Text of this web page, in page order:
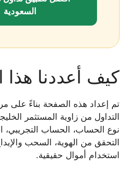
السعودية
كيف أعددنا هذا
تم إعداد هذه الصفحة بناءً على
التداول من زاوية المستثمر
نوع الحساب، الحساب التجريبي،
التحقق من الهوية، السحب
استخدام أموال حقيقية.